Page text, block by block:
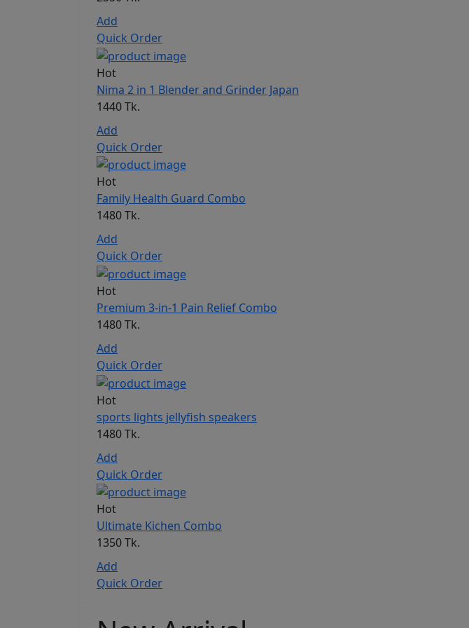
Add
Quick Order
Hot
Nima 2 in 1 Blender and Grinder Japan
1440 Tk.
Add
Quick Order
Hot
Family Health Guard Combo
1480 Tk.
Add
Quick Order
Hot
Premium 3-in-1 Pain Relief Combo
1480 Tk.
Add
Quick Order
Hot
sports lights jellyfish speakers
1480 Tk.
Add
Quick Order
Hot
Ultimate Kichen Combo
1350 Tk.
Add
Quick Order